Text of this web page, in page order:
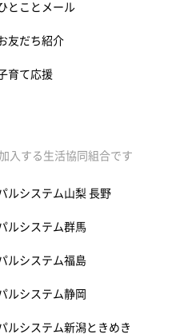
とことメール
友だち紹介
育て応援
入する生活協同組合です
ルシステム山梨 長野
ルシステム群馬
ルシステム福島
ルシステム静岡
ルシステム新潟ときめき